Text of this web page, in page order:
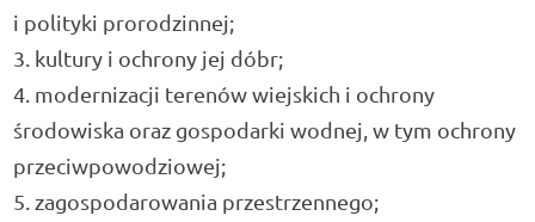
i polityki prorodzinnej;
kultury i ochrony jej dóbr;
modernizacji terenów wiejskich i ochrony
środowiska oraz gospodarki wodnej, w tym ochrony
przeciwpowodziowej;
zagospodarowania przestrzennego;